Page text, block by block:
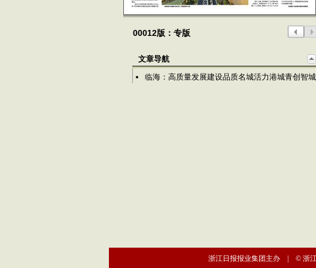
00012版：专版
文章导航
临海：高质量发展建设品质名城活力港城青创智城
浙江日报报业集团主办 | © 浙